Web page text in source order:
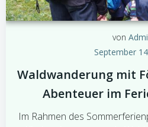
von
September
Waldwanderung mit
Abenteuer im
Im Rahmen des